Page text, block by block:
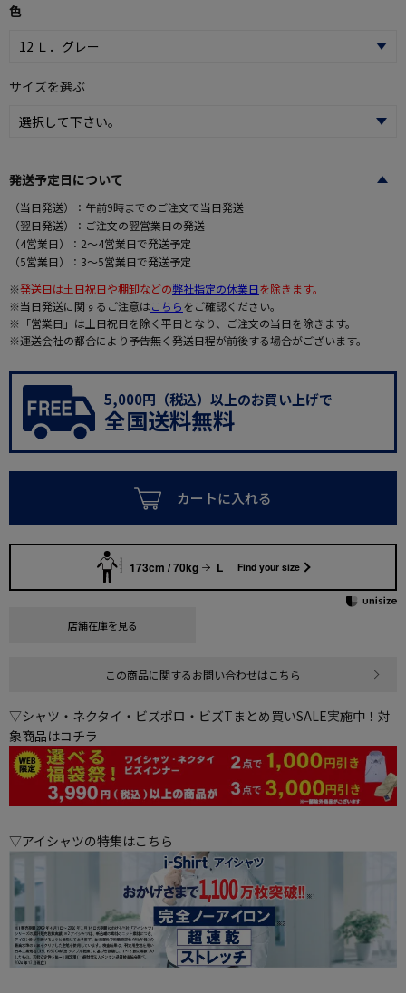
色
サイズを選ぶ
発送予定日について
（当日発送）：午前9時までのご注文で当日発送
（翌日発送）：ご注文の翌営業日の発送
（4営業日）：2～4営業日で発送予定
（5営業日）：3～5営業日で発送予定
※発送日は土日祝日や棚卸などの弊社指定の休業日を除きます。
※当日発送に関するご注意はこちらをご確認ください。
※「営業日」は土日祝日を除く平日となり、ご注文の当日を除きます。
※運送会社の都合により予告無く発送日程が前後する場合がございます。
5,000円（税込）以上のお買い上げで
全国送料無料
カートに入れる
173cm / 70kg L Find your size
店舗在庫を見る
この商品に関するお問い合わせはこちら
▽シャツ・ネクタイ・ビズポロ・ビズTまとめ買いSALE実施中！対
象商品はコチラ
▽アイシャツの特集はこちら